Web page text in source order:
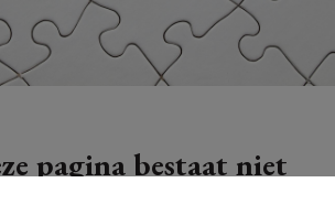
pagina bestaat niet